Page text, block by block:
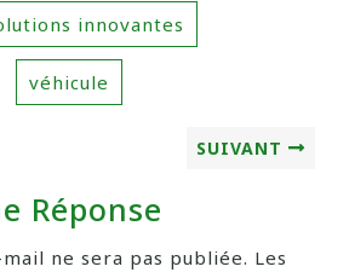
innovantes
véhicule
SUIVANT
Réponse
ne sera pas publiée. Les